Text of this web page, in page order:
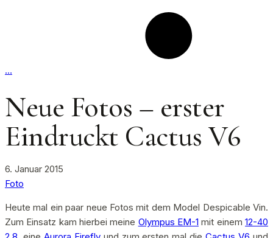
…
Neue Fotos – erster
Eindruckt Cactus V6
6. Januar 2015
Foto
Heute mal ein paar neue Fotos mit dem Model Despicable Vin.
Zum Einsatz kam hierbei meine Olympus EM-1 mit einem12-40